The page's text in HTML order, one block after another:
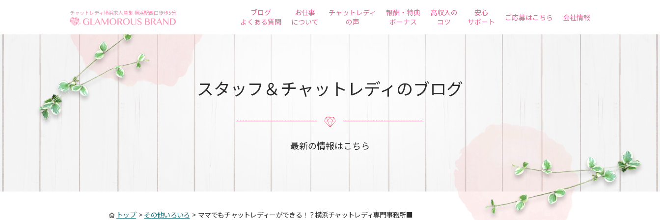
チャットレディ横浜求人募集 横浜駅西口徒歩5分
ブログ
よくある質問
お仕事
について
チャットレディ
の声
報酬・特典
ボーナス
高収入の
コツ
安心
サポート
ご応募はこちら 会社情報
スタッフ＆チャットレディのブログ
最新の情報はこちら
トップ> その他いろいろ > ママでもチャットレディーができる！？横浜チャットレディ専門事務所■